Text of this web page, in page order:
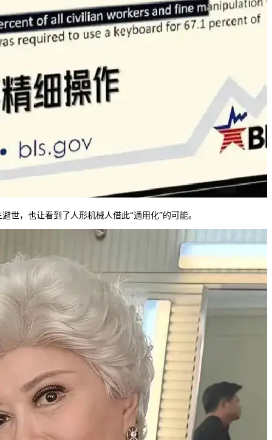
，也让看到了人形机械人借此“通用化”的可能。